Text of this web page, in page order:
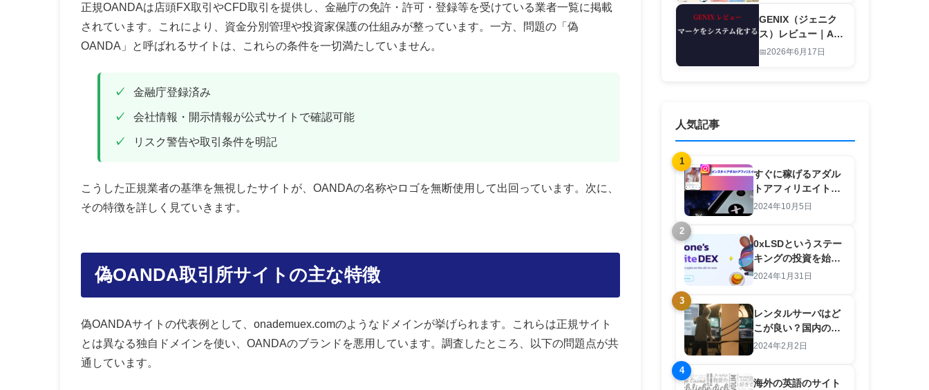
正規OANDAは店頭FX取引やCFD取引を提供し、金融庁の免許・許可・登録等を受けている業者一覧に掲載
されています。これにより、資金分別管理や投資家保護の仕組みが整っています。一方、問題の「偽
OANDA」と呼ばれるサイトは、これらの条件を一切満たしていません。
金融庁登録済み
会社情報・開示情報が公式サイトで確認可能
リスク警告や取引条件を明記
こうした正規業者の基準を無視したサイトが、OANDAの名称やロゴを無断使用して出回っています。次に、
その特徴を詳しく見ていきます。
偽OANDA取引所サイトの主な特徴
偽OANDAサイトの代表例として、onademuex.comのようなドメインが挙げられます。これらは正規サイト
とは異なる独自ドメインを使い、OANDAのブランドを悪用しています。調査したところ、以下の問題点が共
通しています。
GENIX（ジェニク
ス）レビュー｜AI
でアダルトマーケ
2026年6月17日
人気記事
1
すぐに稼げるアダル
トアフィリエイト
×SNS 羽田義和のノ
2024年10月5日
2
0xLSDというステー
キングの投資を始め
た結果【注意点と攻
2024年1月31日
3
レンタルサーバはど
こが良い？国内のサ
ーバは良いところが
2024年2月2日
4
海外の英語のサイト